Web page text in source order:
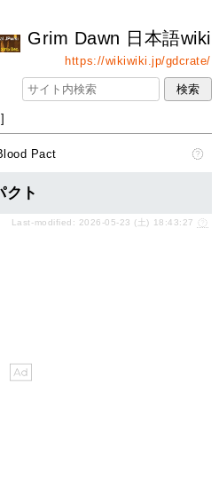
Grim Dawn 日本語wiki
https://wikiwiki.jp/gdcrate/
]
Pact
ト
Last-modified: 2026-05-23 (土) 18:43:27